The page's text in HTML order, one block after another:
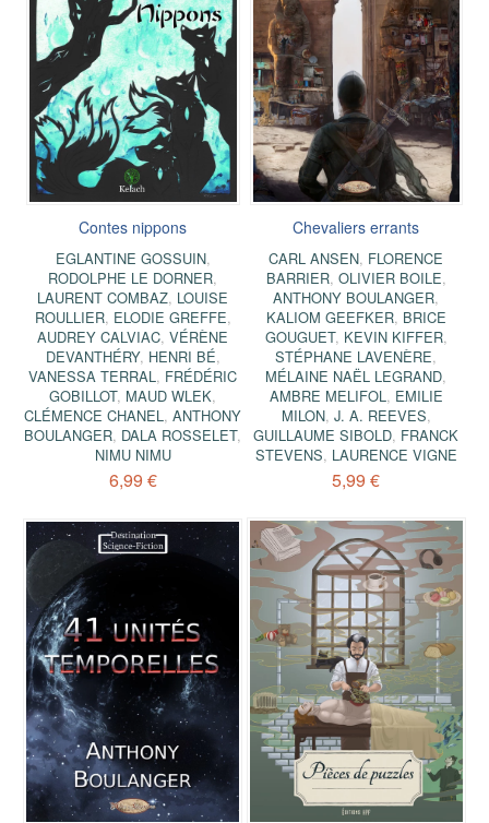
Contes nippons
EGLANTINE GOSSUIN,
RODOLPHE LE DORNER,
LAURENT COMBAZ, LOUISE
ROULLIER, ELODIE GREFFE,
AUDREY CALVIAC,VÉRÈNE
DEVANTHÉRY, HENRI BÉ,
VANESSA TERRAL, FRÉDÉRIC
GOBILLOT, MAUD WLEK,
CLÉMENCE CHANEL,ANTHONY
BOULANGER, DALA ROSSELET,
NIMU NIMU
6,99 €
Chevaliers errants
CARL ANSEN, FLORENCE
BARRIER, OLIVIER BOILE,
ANTHONY BOULANGER,
KALIOM GEEFKER, BRICE
GOUGUET, KEVIN KIFFER,
STÉPHANE LAVENÈRE,
MÉLAINE NAËL LEGRAND,
AMBRE MELIFOL, EMILIE
MILON, J. A. REEVES,
GUILLAUME SIBOLD, FRANCK
STEVENS, LAURENCE VIGNE
5,99 €